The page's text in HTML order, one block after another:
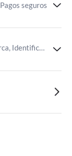
Pagos seguros
Marca, Identificador del artículo de Miravia